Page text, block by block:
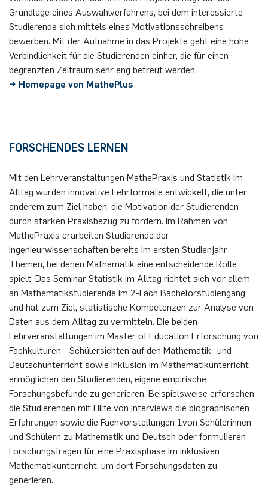
Grundlage eines Auswahlverfahrens, bei dem interessierte
Studierende sich mittels eines Motivationsschreibens
bewerben. Mit der Aufnahme in das Projekte geht eine hohe
Verbindlichkeit für die Studierenden einher, die für einen
begrenzten Zeitraum sehr eng betreut werden.
→ Homepage von MathePlus
FORSCHENDES LERNEN
Mit den Lehrveranstaltungen MathePraxis und Statistik im
Alltag wurden innovative Lehrformate entwickelt, die unter
anderem zum Ziel haben, die Motivation der Studierenden
durch starken Praxisbezug zu fördern. Im Rahmen von
MathePraxis erarbeiten Studierende der
Ingenieurwissenschaften bereits im ersten Studienjahr
Themen, bei denen Mathematik eine entscheidende Rolle
spielt. Das Seminar Statistik im Alltag richtet sich vor allem
an Mathematikstudierende im 2-Fach Bachelorstudiengang
und hat zum Ziel, statistische Kompetenzen zur Analyse von
Daten aus dem Alltag zu vermitteln. Die beiden
Lehrveranstaltungen im Master of Education Erforschung von
Fachkulturen - Schülersichten auf den Mathematik- und
Deutschunterricht sowie Inklusion im Mathematikunterricht
ermöglichen den Studierenden, eigene empirische
Forschungsbefunde zu generieren. Beispielsweise erforschen
die Studierenden mit Hilfe von Interviews die biographischen
Erfahrungen sowie die Fachvorstellungen 1von Schülerinnen
und Schülern zu Mathematik und Deutsch oder formulieren
Forschungsfragen für eine Praxisphase im inklusiven
Mathematikunterricht, um dort Forschungsdaten zu
generieren.